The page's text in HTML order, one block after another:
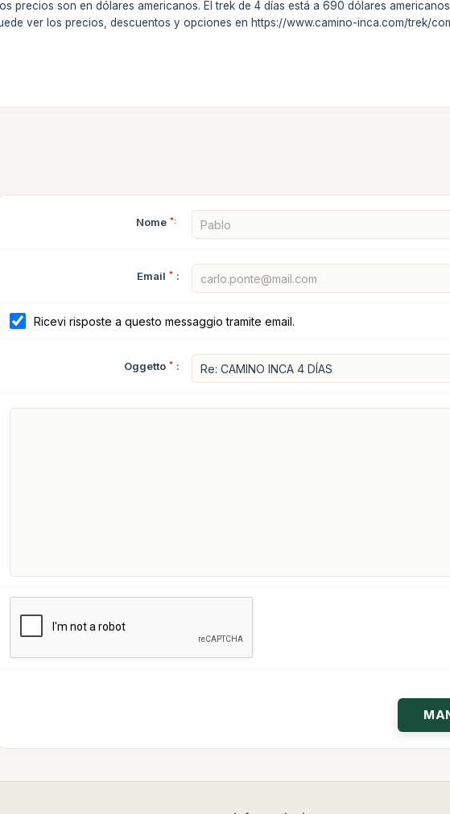
precios son en dólares americanos. El trek de 4 días está a 690 dólares
ver los precios, descuentos y opciones en https://www.camino-inca.com/trek/
Nome *:
Email * :
Ricevi risposte a questo messaggio tramite email.
Oggetto * :